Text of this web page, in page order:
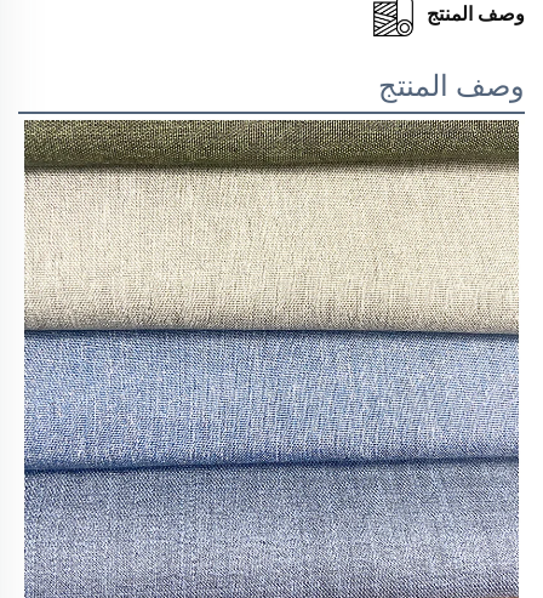
وصف المنتج
وصف المنتج